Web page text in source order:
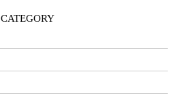
CATEGORY